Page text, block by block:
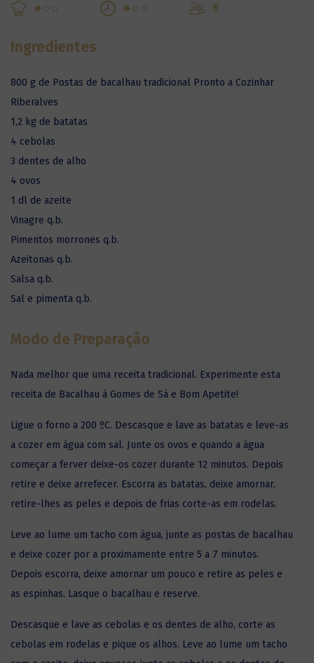
6
Ingredientes
800 g de Postas de bacalhau tradicional Pronto a Cozinhar
Riberalves
1,2 kg de batatas
4 cebolas
3 dentes de alho
4 ovos
1 dl de azeite
Vinagre q.b.
Pimentos morrones q.b.
Azeitonas q.b.
Salsa q.b.
Sal e pimenta q.b.
Modo de Preparação
Nada melhor que uma receita tradicional. Experimente esta
receita de Bacalhau à Gomes de Sá e Bom Apetite!
Ligue o forno a 200 ºC. Descasque e lave as batatas e leve-as
a cozer em água com sal. Junte os ovos e quando a água
começar a ferver deixe-os cozer durante 12 minutos. Depois
retire e deixe arrefecer. Escorra as batatas, deixe amornar,
retire-lhes as peles e depois de frias corte-as em rodelas.
Leve ao lume um tacho com água, junte as postas de bacalhau
e deixe cozer por a proximamente entre 5 a 7 minutos.
Depois escorra, deixe amornar um pouco e retire as peles e
as espinhas. Lasque o bacalhau e reserve.
Descasque e lave as cebolas e os dentes de alho, corte as
cebolas em rodelas e pique os alhos. Leve ao lume um tacho